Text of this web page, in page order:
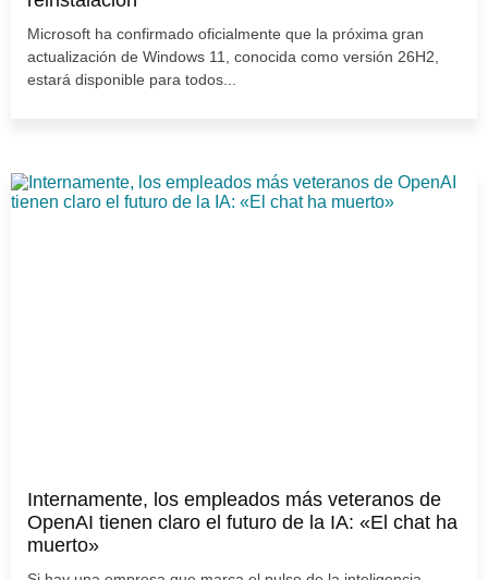
Microsoft ha confirmado oficialmente que la próxima gran
actualización de Windows 11, conocida como versión 26H2,
estará disponible para todos...
Internamente, los empleados más veteranos de
OpenAI tienen claro el futuro de la IA: «El chat ha
muerto»